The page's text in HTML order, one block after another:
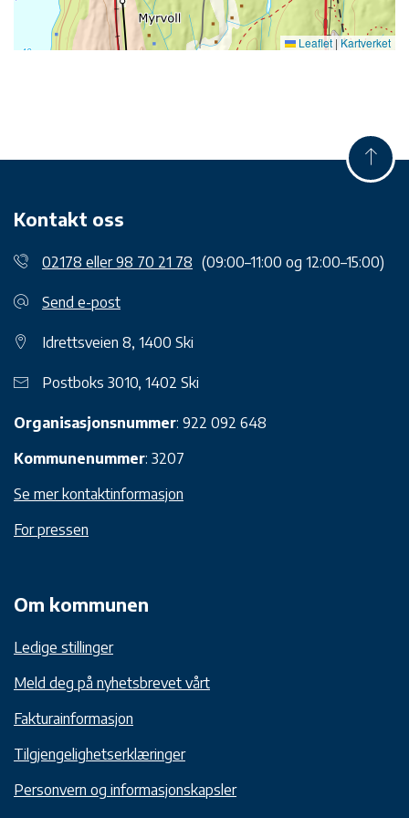
Leaflet | Kartverket
Kontakt oss
02178 eller 98 70 21 78 (09:00–11:00 og 12:00–15:00)
Send e-post
Idrettsveien 8, 1400 Ski
Postboks 3010, 1402 Ski
Organisasjonsnummer: 922 092 648
Kommunenummer: 3207
Se mer kontaktinformasjon
For pressen
Om kommunen
Ledige stillinger
Meld deg på nyhetsbrevet vårt
Fakturainformasjon
Tilgjengelighetserklæringer
Personvern og informasjonskapsler